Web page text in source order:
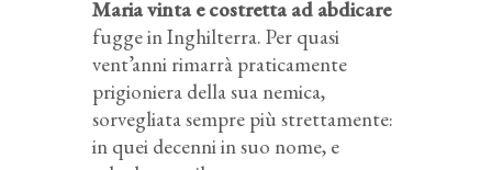
Maria vinta e costretta ad abdicare
fugge in Inghilterra. Per quasi
vent’anni rimarrà praticamente
prigioniera della sua nemica,
sorvegliata sempre più strettamente:
in quei decenni in suo nome, e